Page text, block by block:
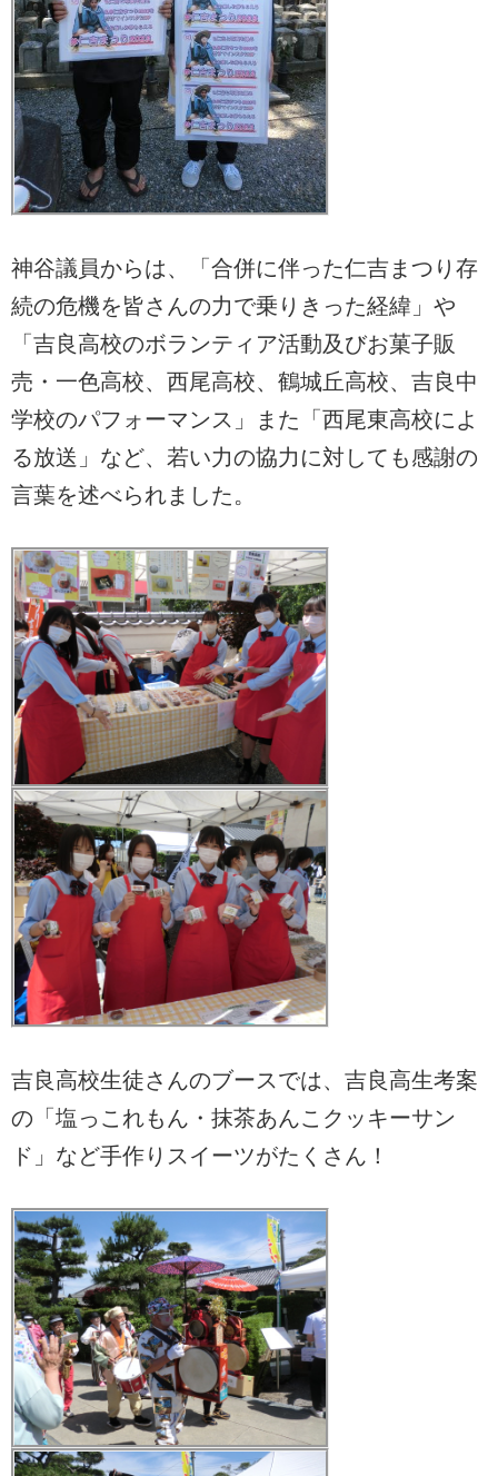
神谷議員からは、「合併に伴った仁吉まつり存
続の危機を皆さんの力で乗りきった経緯」や
「吉良高校のボランティア活動及びお菓子販
売・一色高校、西尾高校、鶴城丘高校、吉良中
学校のパフォーマンス」また「西尾東高校によ
る放送」など、若い力の協力に対しても感謝の
言葉を述べられました。
吉良高校生徒さんのブースでは、吉良高生考案
の「塩っこれもん・抹茶あんこクッキーサン
ド」など手作りスイーツがたくさん！